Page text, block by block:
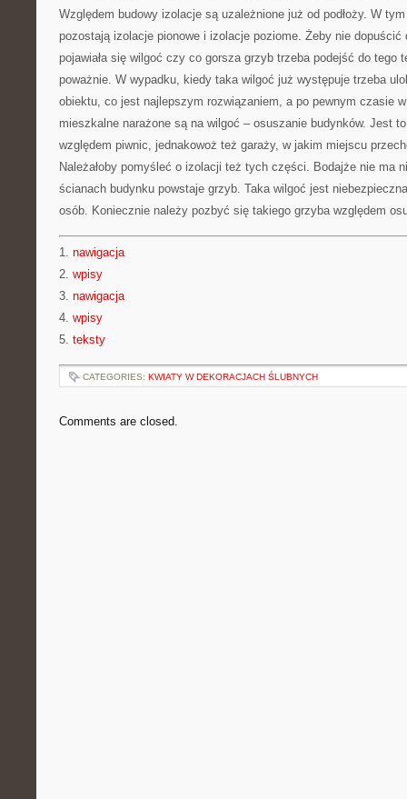
Względem budowy izolacje są uzależnione już od podłoży. W
pozostają izolacje pionowe i izolacje poziome. Żeby nie dopuścić
pojawiała się wilgoć czy co gorsza grzyb trzeba podejść do tego
poważnie. W wypadku, kiedy taka wilgoć już występuje trzeba
obiektu, co jest najlepszym rozwiązaniem, a po pewnym czasie
mieszkalne narażone są na wilgoć – osuszanie budynków. Jest
względem piwnic, jednakowoż też garaży, w jakim miejscu
Należałoby pomyśleć o izolacji też tych części. Bodajże nie ma
ścianach budynku powstaje grzyb. Taka wilgoć jest
osób. Koniecznie należy pozbyć się takiego grzyba względem
1. nawigacja
2. wpisy
3. nawigacja
4. wpisy
5. teksty
CATEGORIES: KWIATY W DEKORACJACH ŚLUBNYCH
Comments are closed.